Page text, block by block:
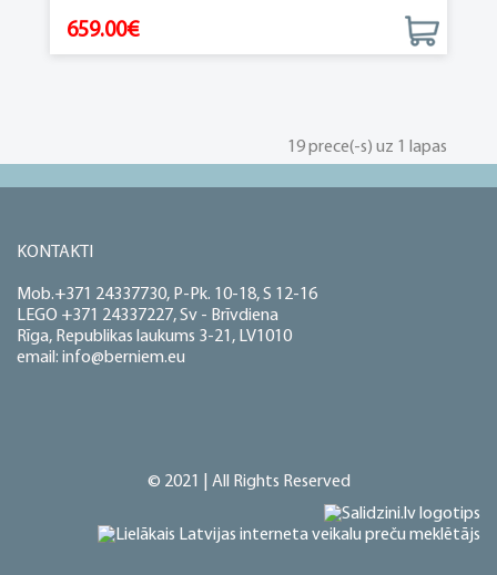
659.00€
19 prece(-s) uz 1 lapas
KONTAKTI
Mob.+371 24337730, P-Pk. 10-18, S 12-16
LEGO +371 24337227, Sv - Brīvdiena
Rīga, Republikas laukums 3-21, LV1010
email: info@berniem.eu
© 2021 | All Rights Reserved